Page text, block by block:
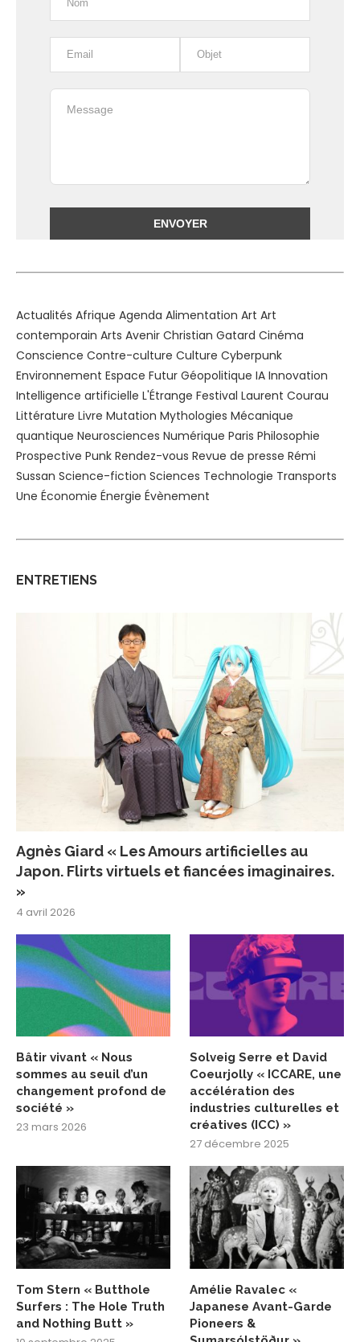
Actualités Afrique Agenda Alimentation Art Art
contemporain Arts Avenir Christian Gatard Cinéma
Conscience Contre-culture Culture Cyberpunk
Environnement Espace Futur Géopolitique IA Innovation
Intelligence artificielle L'Étrange Festival Laurent Courau
Littérature Livre Mutation Mythologies Mécanique
quantique Neurosciences Numérique Paris Philosophie
Prospective Punk Rendez-vous Revue de presse Rémi
Sussan Science-fiction Sciences Technologie Transports
Une Économie Énergie Évènement
ENTRETIENS
Agnès Giard « Les Amours artificielles au
Japon. Flirts virtuels et fiancées imaginaires.
»
4 avril 2026
Bâtir vivant « Nous
sommes au seuil d’un
changement profond de
société »
23 mars 2026
Solveig Serre et David
Coeurjolly « ICCARE, une
accélération des
industries culturelles et
créatives (ICC) »
27 décembre 2025
Tom Stern « Butthole
Surfers : The Hole Truth
and Nothing Butt »
Amélie Ravalec «
Japanese Avant-Garde
Pioneers &